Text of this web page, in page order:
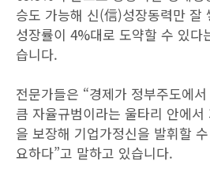
승도 가능해 신(信)성장동력만 잘
성장률이 4%대로 도약할 수 있다
습니다.
전문가들은 “경제가 정부주도에
큼 자율규범이라는 울타리 안에
을 보장해 기업가정신을 발휘할
요하다”고 말하고 있습니다.